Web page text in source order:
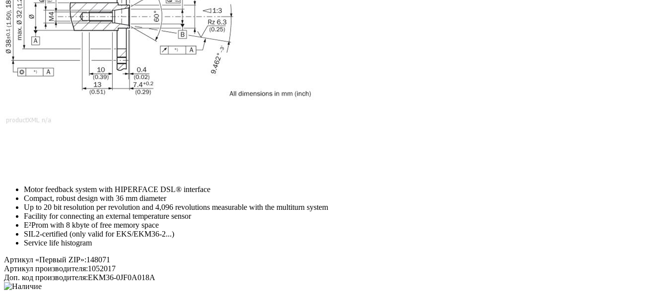
Motor feedback system with HIPERFACE DSL® interface
Compact, robust design with 36 mm diameter
Up to 20 bit resolution per revolution and 4,096 revolutions measurable with the multiturn system
Facility for connecting an external temperature sensor
E²Prom with 8 kbyte of free memory space
SIL2-certified (only valid for EKS/EKM36-2...)
Service life histogram
Артикул «Первый ZIP»:148071
Артикул производителя:1052017
Доп. код производителя:EKM36-0JF0A018A